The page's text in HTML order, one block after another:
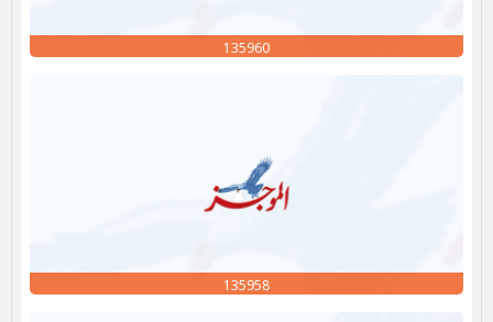
135960
135958